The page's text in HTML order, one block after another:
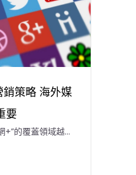
策略 海外媒
要
+”的覆蓋領域越...